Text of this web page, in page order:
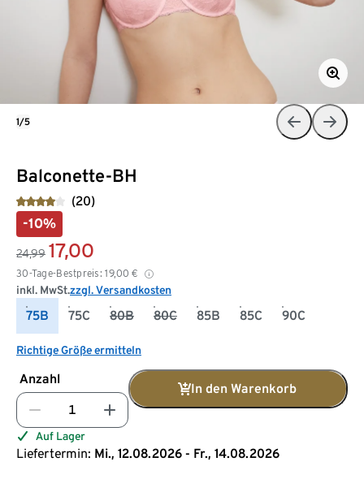
Balconette-BH
(20)
-10%
24,99 17,00
30-Tage-Bestpreis: 19,00 €
inkl. MwSt.zzgl. Versandkosten
75B 75C 80B 80C 85B 85C 90C
Richtige Größe ermitteln
Anzahl
In den Warenkorb
Auf Lager
Liefertermin: Mi., 12.08.2026 - Fr., 14.08.2026
1/5